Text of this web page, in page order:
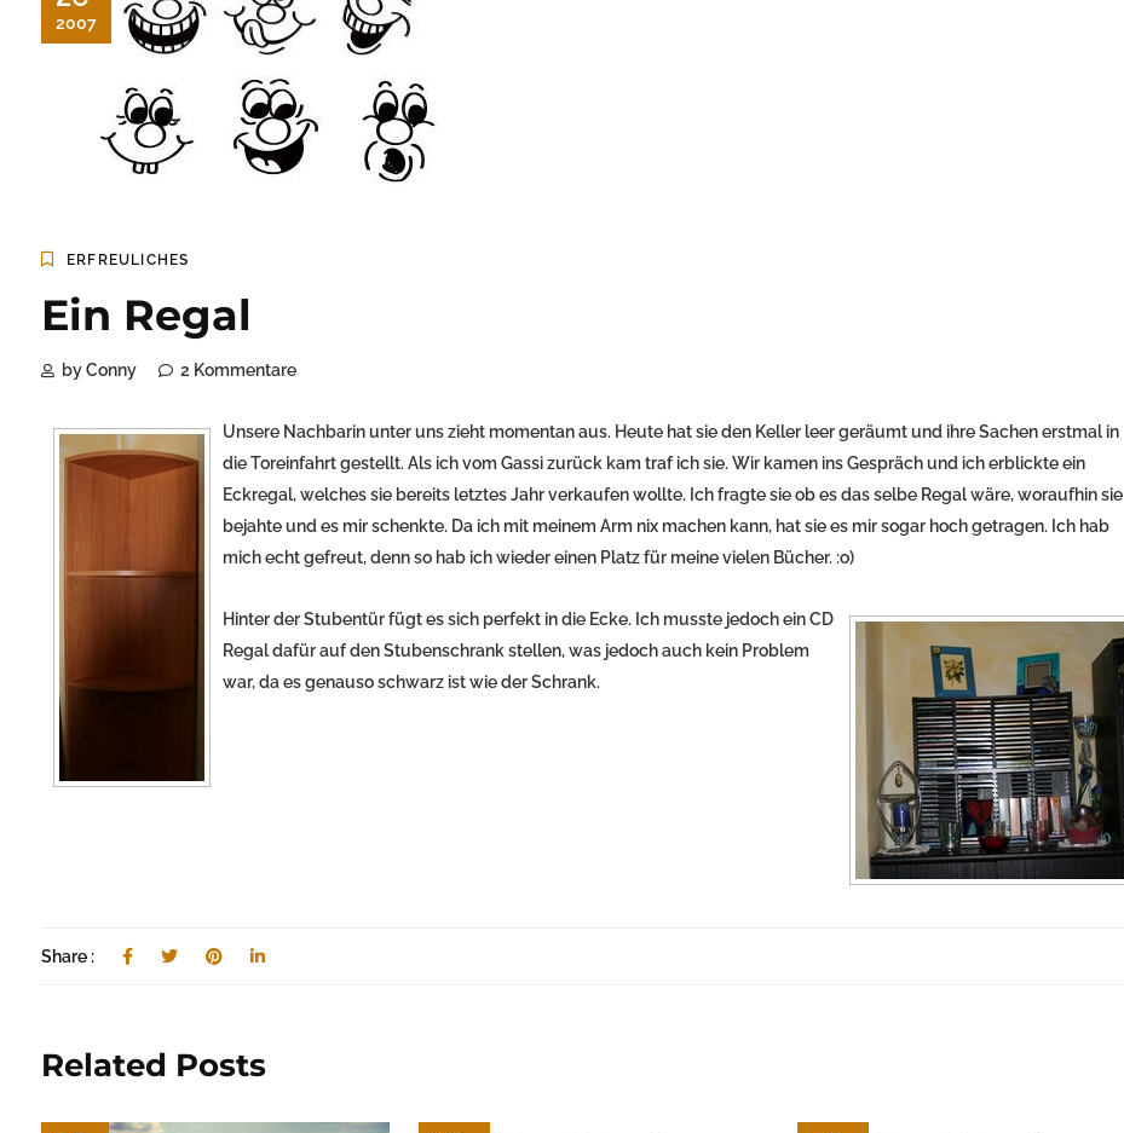
2007
ERFREULICHES
Ein Regal
by Conny 2 Kommentare
Unsere Nachbarin unter uns zieht momentan aus. Heute hat sie den Keller leer geräumt und ihre Sachen erstmal in
die Toreinfahrt gestellt. Als ich vom Gassi zurück kam traf ich sie. Wir kamen ins Gespräch und ich erblickte ein
Eckregal, welches sie bereits letztes Jahr verkaufen wollte. Ich fragte sie ob es das selbe Regal wäre, woraufhin sie
bejahte und es mir schenkte. Da ich mit meinem Arm nix machen kann, hat sie es mir sogar hoch getragen. Ich hab
mich echt gefreut, denn so hab ich wieder einen Platz für meine vielen Bücher. :o)
Hinter der Stubentür fügt es sich perfekt in die Ecke. Ich musste jedoch ein CD
Regal dafür auf den Stubenschrank stellen, was jedoch auch kein Problem
war, da es genauso schwarz ist wie der Schrank.
Share :
Related Posts